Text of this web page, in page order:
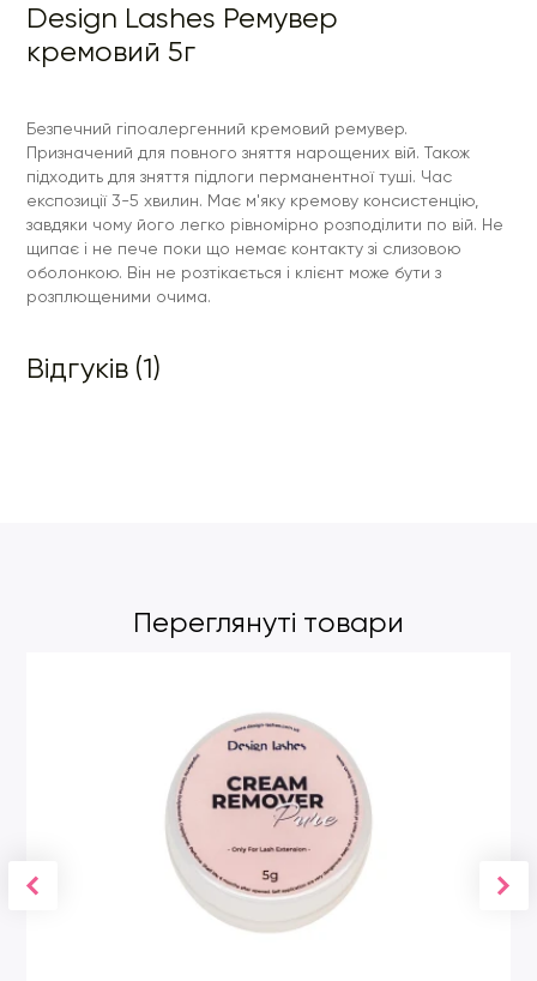
Design Lashes Ремувер
кремовий 5г
Безпечний гіпоалергенний кремовий ремувер.
Призначений для повного зняття нарощених вій. Також
підходить для зняття підлоги перманентної туші. Час
експозиції 3-5 хвилин. Має м'яку кремову консистенцію,
завдяки чому його легко рівномірно розподілити по вій. Не
щипає і не пече поки що немає контакту зі слизовою
оболонкою. Він не розтікається і клієнт може бути з
розплющеними очима.
Відгуків (1)
Переглянуті товари